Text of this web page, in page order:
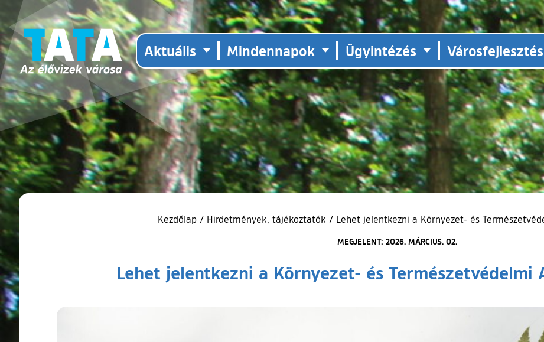
Aktuális Mindennapok Ügyintézés Városfejlesztés
Kezdőlap / Hirdetmények, tájékoztatók / Lehet jelentkezni a Környezet- és
MEGJELENT: 2026. MÁRCIUS. 02.
Lehet jelentkezni a Környezet- és Természetvédelmi